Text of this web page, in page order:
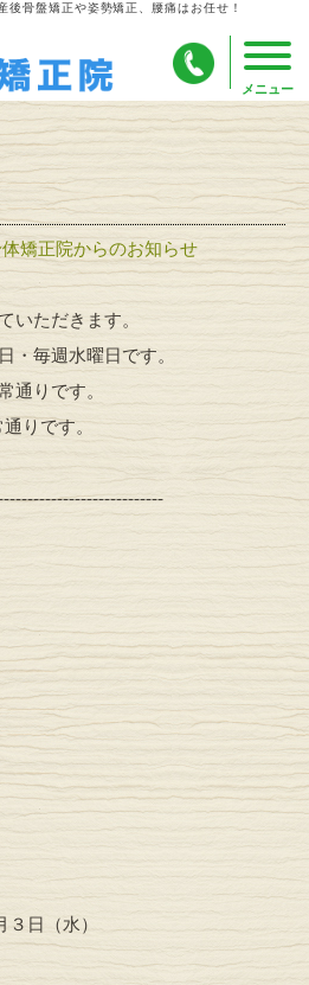
後骨盤矯正や姿勢矯正、腰痛はお任せ！
矯正院からのお知らせ
いただきます。
・毎週水曜日です。
通りです。
りです。
日（水）